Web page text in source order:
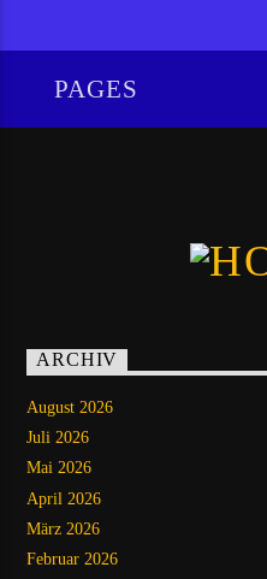
PAGES
ARCHIV
August 2026
Juli 2026
Mai 2026
April 2026
März 2026
Februar 2026